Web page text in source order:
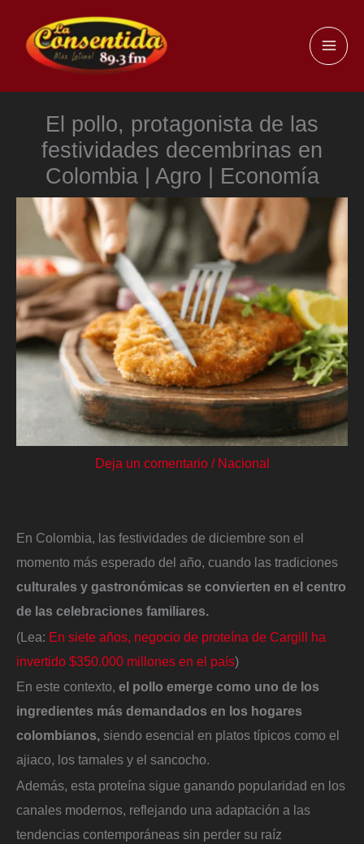
contenido
El pollo, protagonista de las
festividades decembrinas en
Colombia | Agro | Economía
Deja un comentario / Nacional
En Colombia, las festividades de diciembre son el
momento más esperado del año, cuando las tradiciones
culturales y gastronómicas se convierten en el centro
de las celebraciones familiares.
(Lea: En siete años, negocio de proteína de Cargill ha
invertido $350.000 millones en el país)
En este contexto, el pollo emerge como uno de los
ingredientes más demandados en los hogares
colombianos, siendo esencial en platos típicos como el
ajiaco, los tamales y el sancocho.
Además, esta proteína sigue ganando popularidad en los
canales modernos, reflejando una adaptación a las
tendencias contemporáneas sin perder su raíz